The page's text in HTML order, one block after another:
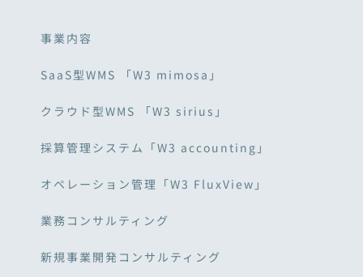
事業内容
SaaS型WMS 「W3 mimosa」
クラウド型WMS 「W3 sirius」
採算管理システム「W3 accounting」
オペレーション管理「W3 FluxView」
業務コンサルティング
新規事業開発コンサルティング